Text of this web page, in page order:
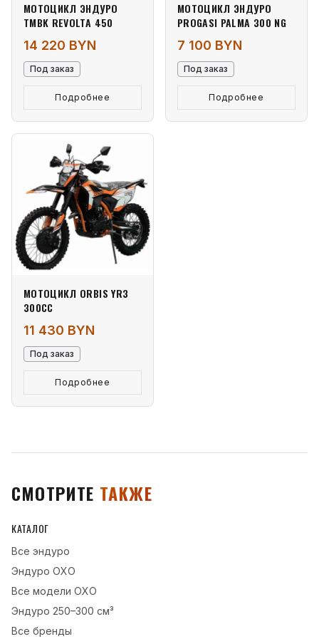
МОТОЦИКЛ ЭНДУРО
TMBK REVOLTA 450
14 220 BYN
Под заказ
Подробнее
МОТОЦИКЛ ЭНДУРО
PROGASI PALMA 300 NG
7 100 BYN
Под заказ
Подробнее
МОТОЦИКЛ ORBIS YR3
300СС
11 430 BYN
Под заказ
Подробнее
СМОТРИТЕ ТАКЖЕ
КАТАЛОГ
Все эндуро
Эндуро OXO
Все модели OXO
Эндуро 250–300 см³
Все бренды